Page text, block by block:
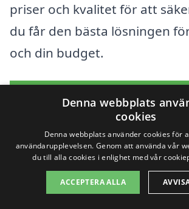
priser och kvalitet för att
du får den bästa lösningen
och din budget.
Få 3 erbjudanden, gratis
Sök efter en
Denna webbplats
cookies
Denna webbplats använder cookies för
användarupplevelsen. Genom att använda vår
du till alla cookies i enlighet med vår
ACCEPTERA ALLA